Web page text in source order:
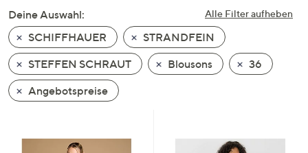
nach
unten
oder
wischen
Sie
auf
nach
Alle Filter aufheben
Deine Auswahl:
SCHIFFHAUER
STRANDFEIN
STEFFEN SCHRAUT
Blousons
36
Angebotspreise